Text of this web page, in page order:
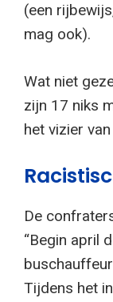
(een
mag ook).
Wat niet
zijn 17 niks
het vizier
De
“Begin april
Tijdens het